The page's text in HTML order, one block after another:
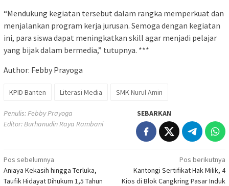
“Mendukung kegiatan tersebut dalam rangka memperkuat dan
menjalankan program kerja jurusan. Semoga dengan kegiatan
ini, para siswa dapat meningkatkan skill agar menjadi pelajar
yang bijak dalam bermedia,” tutupnya. ***
Author: Febby Prayoga
KPID Banten Literasi Media SMK Nurul Amin
Penulis: Febby Prayoga
Editor: Burhanudin Raya Rambani
SEBARKAN
Navigasi
pos
Pos sebelumnya
Aniaya Kekasih hingga Terluka,
Taufik Hidayat Dihukum 1,5 Tahun
Pos berikutnya
Kantongi Sertifikat Hak Milik, 4
Kios di Blok Cangkring Pasar Induk